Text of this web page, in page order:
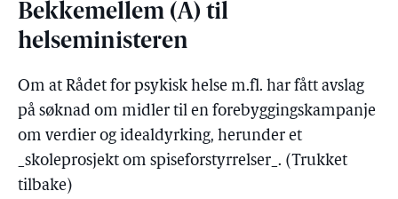
Bekkemellem (A) til
helseministeren
Om at Rådet for psykisk helse m.fl. har fått avslag
på søknad om midler til en forebyggingskampanje
om verdier og idealdyrking, herunder et
_skoleprosjekt om spiseforstyrrelser_. (Trukket
tilbake)